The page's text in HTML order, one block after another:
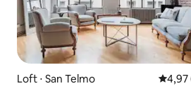
Loft ⋅ San Telmo 4,97
4,97